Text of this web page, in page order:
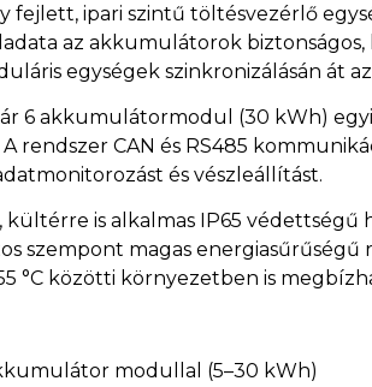
fejlett, ipari szintű töltésvezérlő
az akkumulátorok
egységek szinkronizálásán át
6 akkumulátormodul (30 kWh)
rendszer CAN és RS485
és vészleállítást.
is alkalmas IP65
szempont magas
°C közötti környezetben is
modullal (5–30 kWh)